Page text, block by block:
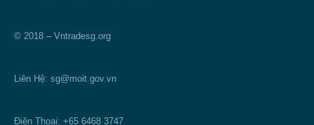
© 2018 – Vntradesg.org
Liên Hệ: sg@moit.gov.vn
Điện Thoại: +65 6468 3747